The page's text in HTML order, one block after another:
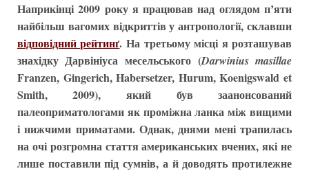
Наприкінці 2009 року я працював над оглядом п’яти
найбільш вагомих відкриттів у антропології, склавши
відповідний рейтинґ. На третьому місці я розташував
знахідку Дарвініуса месельського (Darwinius masillae
Franzen, Gingerich, Habersetzer, Hurum, Koenigswald et
Smith, 2009), який був заанонсований
палеоприматологами як проміжна ланка між вищими
і нижчими приматами. Однак, днями мені трапилась
на очі розгромна стаття американських вчених, які не
лише поставили під сумнів, а й доводять протилежне